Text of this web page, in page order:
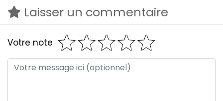
Laisser un commentaire
Votre note